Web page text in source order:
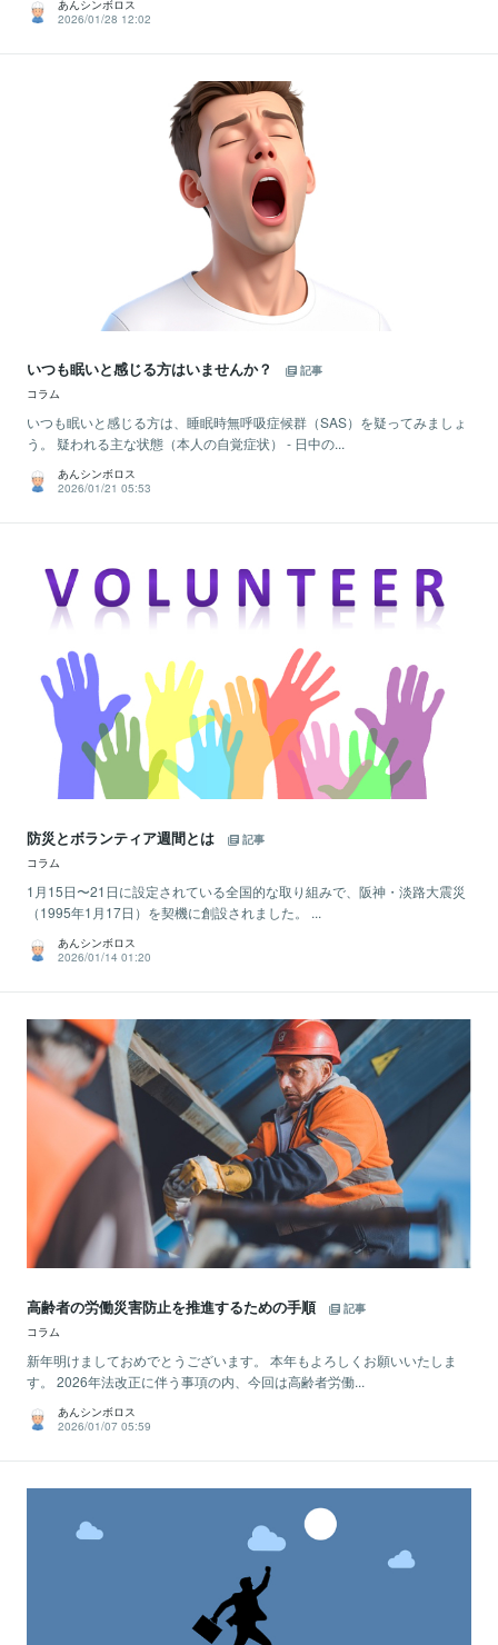
あんシンボロス
2026/01/28 12:02
いつも眠いと感じる方はいませんか？
記事
コラム
いつも眠いと感じる方は、睡眠時無呼吸症候群（SAS）を疑ってみましょ
う。 疑われる主な状態（本人の自覚症状） - 日中の...
あんシンボロス
2026/01/21 05:53
防災とボランティア週間とは
記事
コラム
1月15日〜21日に設定されている全国的な取り組みで、阪神・淡路大震災
（1995年1月17日）を契機に創設されました。 ...
あんシンボロス
2026/01/14 01:20
高齢者の労働災害防止を推進するための手順
記事
コラム
新年明けましておめでとうございます。 本年もよろしくお願いいたしま
す。 2026年法改正に伴う事項の内、今回は高齢者労働...
あんシンボロス
2026/01/07 05:59